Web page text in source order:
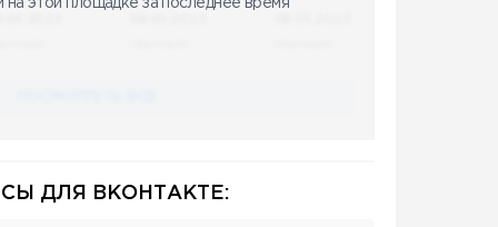
на этой площадке за последнее время
ДЛЯ ВКОНТАКТЕ: